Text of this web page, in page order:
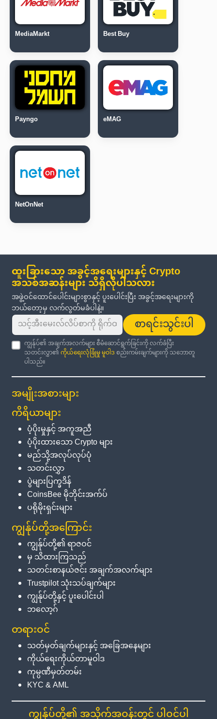
MediaMarkt Best Buy
Payngo eMAG
NetOnNet
ထူးခြားသော အခွင့်အရေးများနှင့် Crypto
အသစ်အဆန်းများ သိရှိလိုပါသလား
အဖွဲ့ဝင်ထောင်ပေါင်းများစွာနှင့် ပူးပေါင်းပြီး အခွင့်အရေးများကို
ဘယ်တော့မှ လက်လွတ်မခံပါနဲ့။
စာရင်းသွင်းပါ
ကျွန်ုပ်၏ အချက်အလက်များ စီမံဆောင်ရွက်ခြင်းကို လက်ခံပြီး
သတင်းလွှာ၏ကိုယ်ရေးလုံခြုံမှု မူဝါဒစည်းကမ်းချက်များကို သဘောတူ
ပါသည်။
အမျိုးအစားများ
ကိရိယာများ
ပံ့ပိုးမှုနှင့် အကူအညီ
ပံ့ပိုးထားသော Crypto များ
မည်သို့အလုပ်လုပ်ပုံ
သတင်းလွှာ
ပွဲများပြက္ခဒိန်
CoinsBee မိုဘိုင်းအက်ပ်
ပရိုမိုးရှင်းများ
ကျွန်ုပ်တို့အကြောင်း
ကျွန်ုပ်တို့၏ ရာဇဝင်
မှ သိထားကြသည်
သတင်းစာနယ်ဇင်း အချက်အလက်များ
Trustpilot သုံးသပ်ချက်များ
ကျွန်ုပ်တို့နှင့် ပူးပေါင်းပါ
ဘလော့ဂ်
တရားဝင်
သတ်မှတ်ချက်များနှင့် အခြေအနေများ
ကိုယ်ရေးကိုယ်တာမူဝါဒ
ကုမ္ပဏီမှတ်တမ်း
KYC & AML